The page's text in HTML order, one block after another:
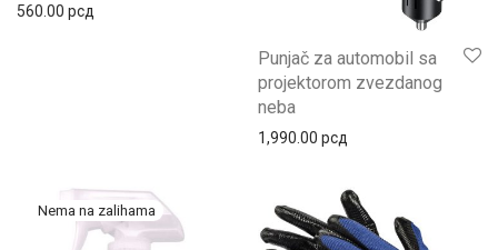
560.00 рсд
Punjač za automobil sa
projektorom zvezdanog
neba
1,990.00 рсд